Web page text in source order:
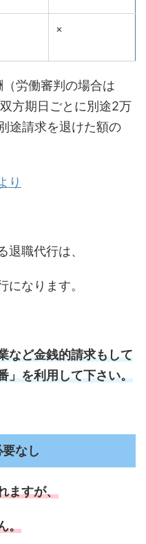
×
労働審判の場合は
方期日ごとに別途2万
請求を退けた額の
り
職代行は、
なります。
など金銭的請求もして
」を利用して下さい。
なし
ますが、
。